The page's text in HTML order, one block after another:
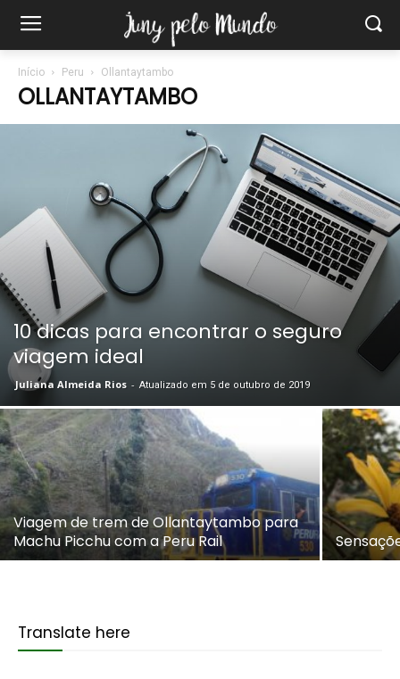
Início Peru Ollantaytambo
OLLANTAYTAMBO
10 dicas para encontrar o seguro
viagem ideal
Juliana Almeida Rios - Atualizado em 5 de outubro de 2019
Viagem de trem de Ollantaytambo para
Machu Picchu com a Peru Rail
Translate here